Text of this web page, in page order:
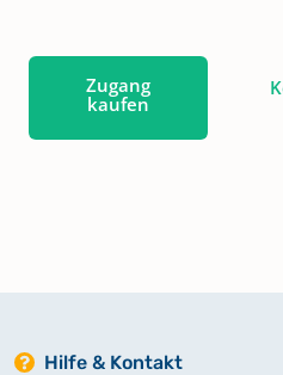
Zugang
kaufen
Hilfe & Kontakt